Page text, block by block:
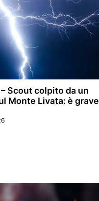
– Scout colpito da un
Monte Livata: è grave